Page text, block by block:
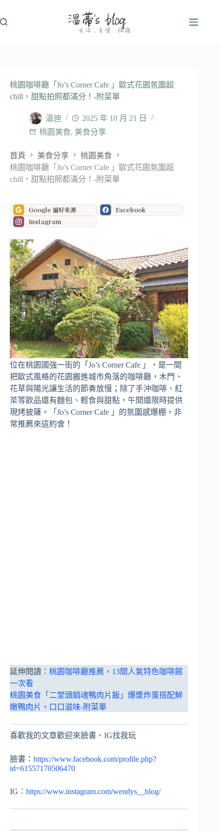
至
桃園咖啡廳「Jo’s Corner Cafe 」歐式花園氛圍超
chill，甜點拍照都滿分！-附菜單
溫迪
2025 年 10 月 21 日
桃園美食, 美食分享
首頁 美食分享
桃園美食
桃園咖啡廳「Jo’s Corner Cafe 」歐式花園氛圍超
chill，甜點拍照都滿分！-附菜單
Google 偏好來源
Facebook
Instagram
位在桃園國強一街的「Jo’s Corner Cafe 」，是一間
把歐式風格的花園搬進城市角落的咖啡廳，木門、
花草與陽光讓生活的節奏放慢；除了手沖咖啡、紅
茶等飲品還有麵包、輕食與甜點，午間還限時提供
現烤披薩。「Jo’s Corner Cafe 」的氛圍感爆棚，非
常推薦來這約會！
延伸閱讀： 桃園咖啡廳推薦，13間人氣特色咖啡館
一次看
桃園美食「二堂頭銷魂鴨肉片飯」爆漿炸蛋搭配鮮
嫩鴨肉片，口口滋味-附菜單
喜歡我的文章歡迎來臉書、IG找我玩
臉書： https://www.facebook.com/profile.php?
id=61557170506470
IG： https://www.instagram.com/wendys__blog/